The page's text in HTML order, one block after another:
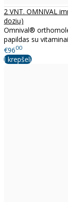
2 VNT. OMNIVAL
dozių)
Omnival®
papildas su
€9600
Į krepšelį